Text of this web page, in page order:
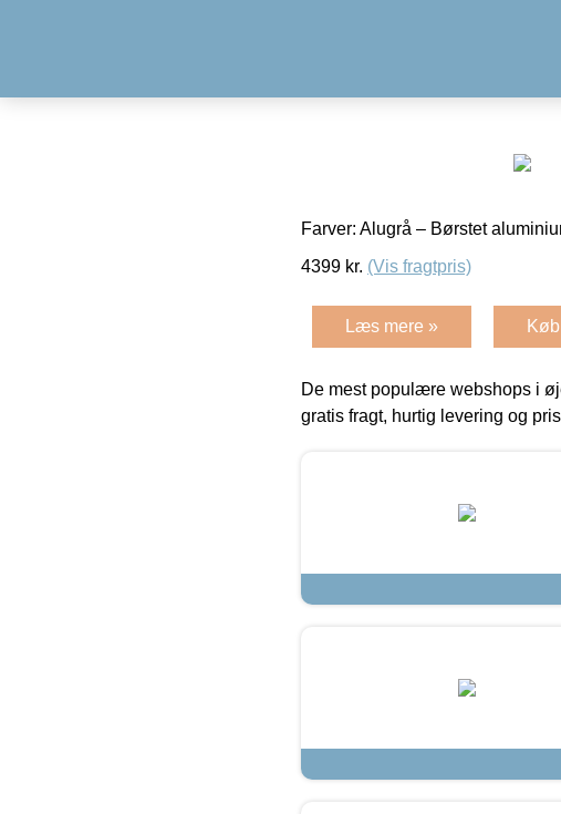
Farver: Alugrå – Børstet
4399 kr. (Vis fragtpris)
Læs mere »
De mest populære webshops i
gratis fragt, hurtig levering og